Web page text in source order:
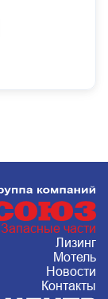
Запасные части
Лизинг
Мотель
Новости
Контакты